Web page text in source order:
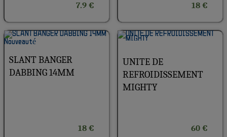
7.9 € 18 €
SLANT BANGER
DABBING 14MM
18 €
UNITE DE
REFROIDISSEMENT
MIGHTY
60 €